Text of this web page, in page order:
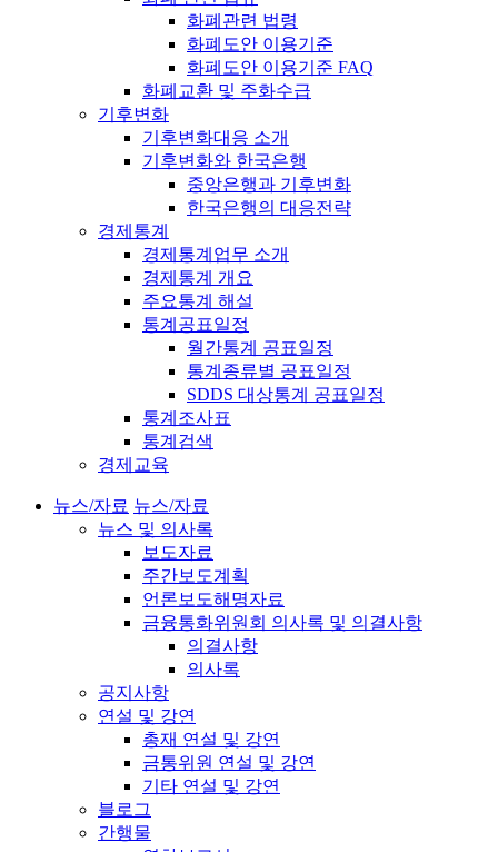
화폐관련 법령
화폐도안 이용기준
화폐도안 이용기준 FAQ
화폐교환 및 주화수급
기후변화
기후변화대응 소개
기후변화와 한국은행
중앙은행과 기후변화
한국은행의 대응전략
경제통계
경제통계업무 소개
경제통계 개요
주요통계 해설
통계공표일정
월간통계 공표일정
통계종류별 공표일정
SDDS 대상통계 공표일정
통계조사표
통계검색
경제교육
뉴스/자료 뉴스/자료
뉴스 및 의사록
보도자료
주간보도계획
언론보도해명자료
금융통화위원회 의사록 및 의결사항
의결사항
의사록
공지사항
연설 및 강연
총재 연설 및 강연
금통위원 연설 및 강연
기타 연설 및 강연
블로그
간행물